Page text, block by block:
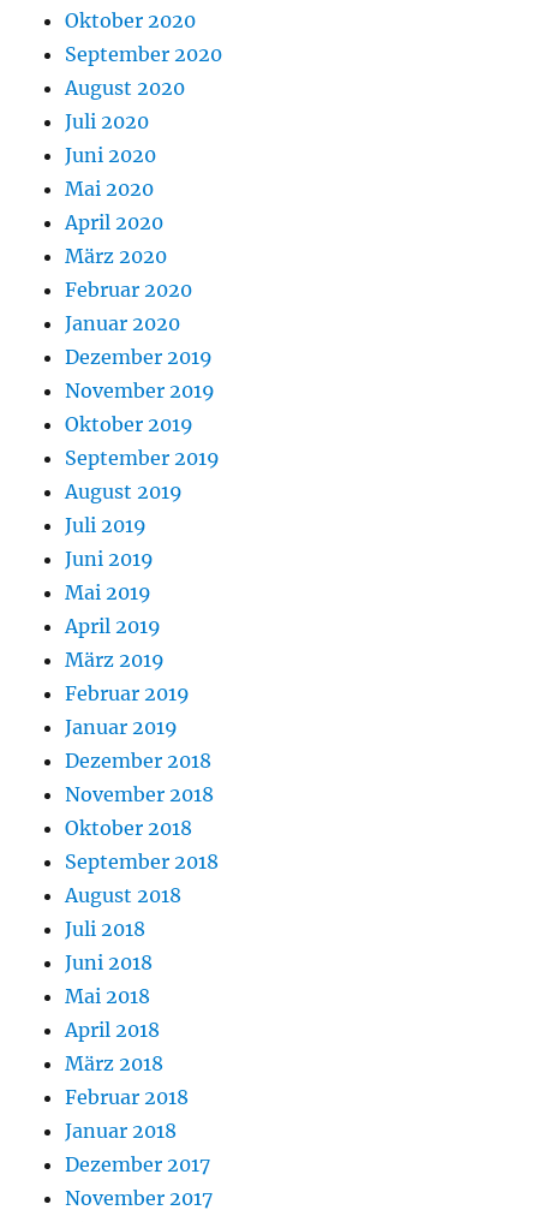
Oktober 2020
September 2020
August 2020
Juli 2020
Juni 2020
Mai 2020
April 2020
März 2020
Februar 2020
Januar 2020
Dezember 2019
November 2019
Oktober 2019
September 2019
August 2019
Juli 2019
Juni 2019
Mai 2019
April 2019
März 2019
Februar 2019
Januar 2019
Dezember 2018
November 2018
Oktober 2018
September 2018
August 2018
Juli 2018
Juni 2018
Mai 2018
April 2018
März 2018
Februar 2018
Januar 2018
Dezember 2017
November 2017